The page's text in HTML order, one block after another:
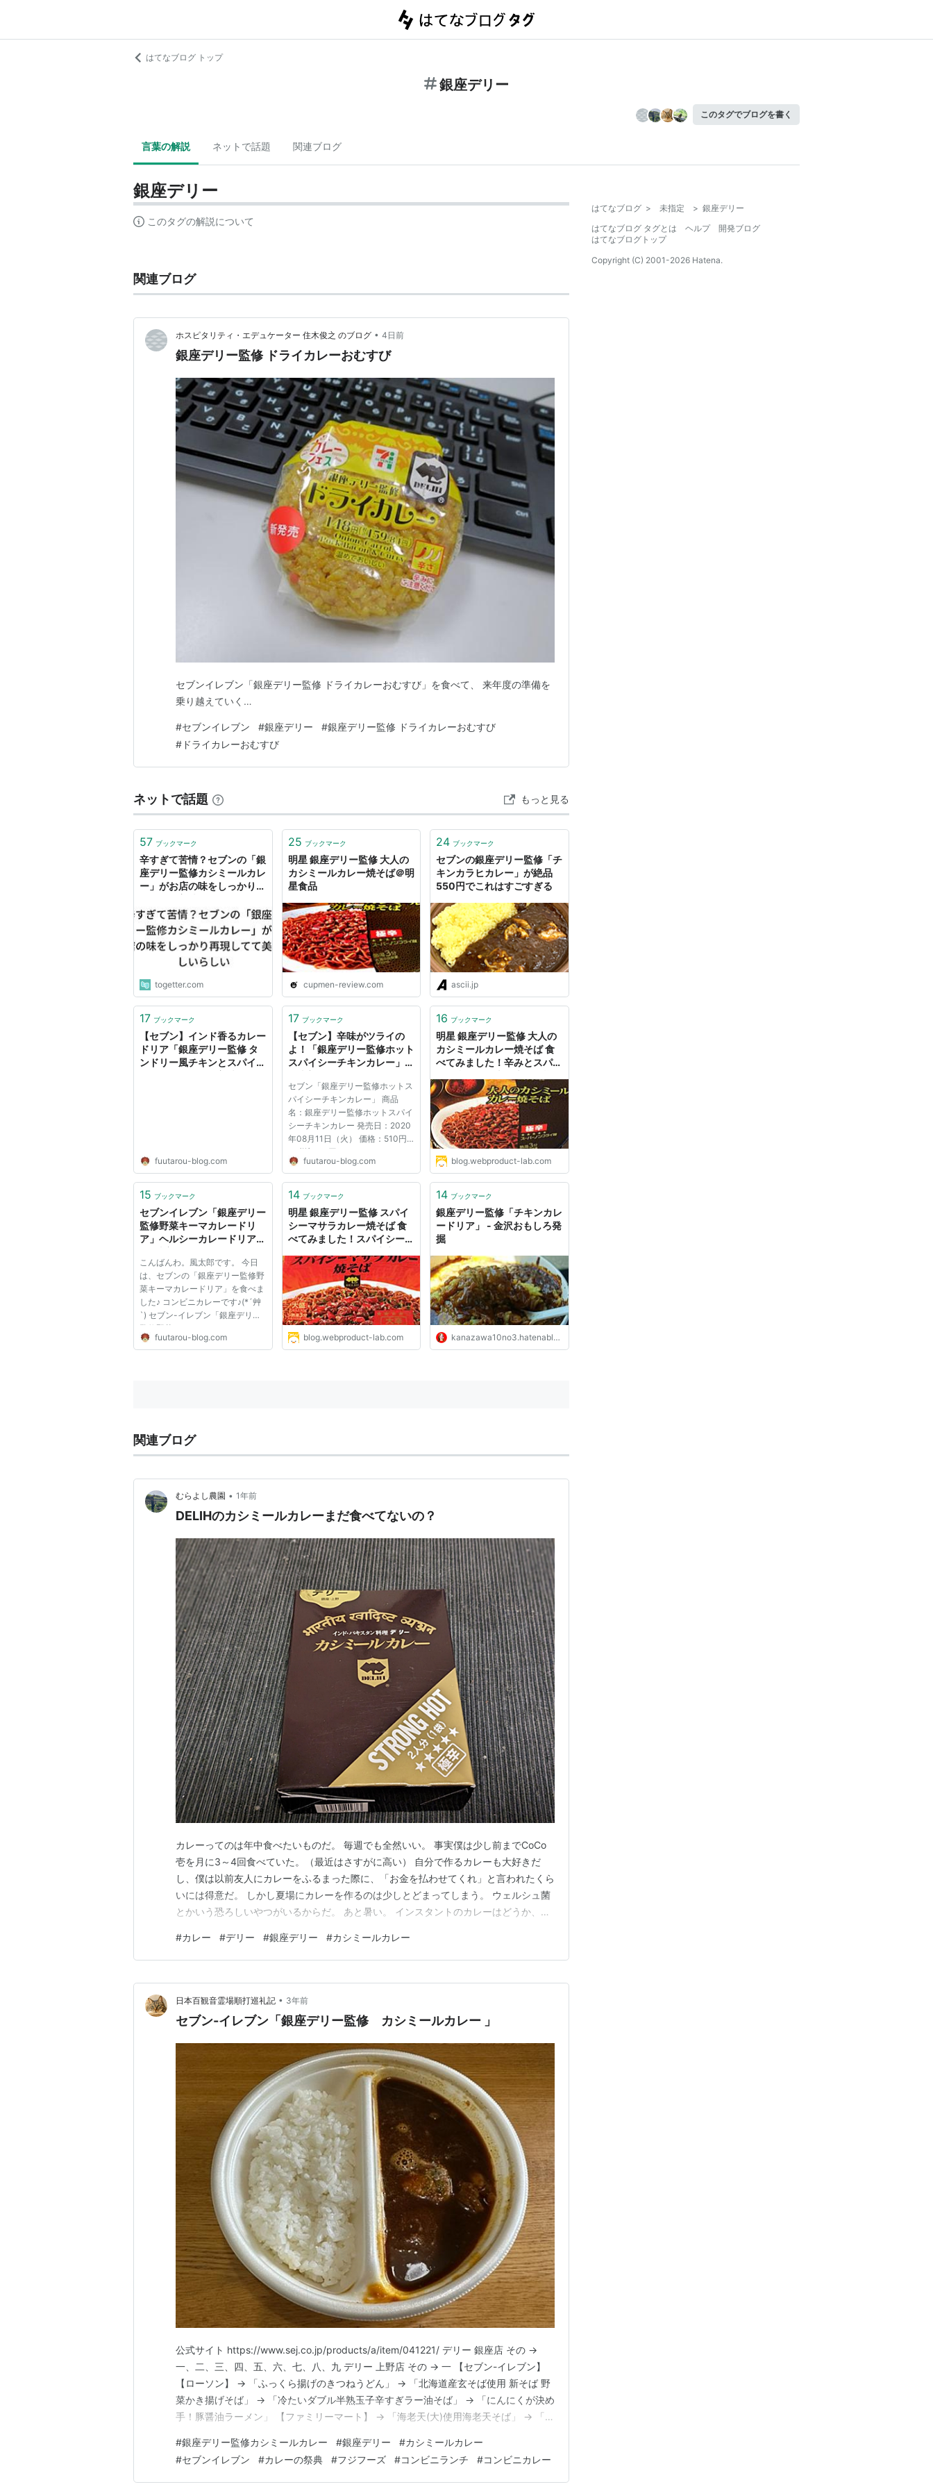
はてなブログ トップ
銀座デリー
このタグでブログを書く
言葉の解説 ネットで話題 関連ブログ
銀座デリー
このタグの解説について
関連ブログ
ホスピタリティ・エデュケーター 住木俊之 のブログ • 4日前
銀座デリー監修 ドライカレーおむすび
セブンイレブン「銀座デリー監修 ドライカレーおむすび」を食べて、 来年度の準備を
乗り越えていく…
#セブンイレブン #銀座デリー #銀座デリー監修 ドライカレーおむすび
# ドライカレーおむすび
ネットで話題 もっと見る
57 ブックマーク
辛すぎて苦情？セブンの「銀
座デリー監修カシミールカレ
ー」がお店の味をしっかり再
togetter.com
25 ブックマーク
明星 銀座デリー監修 大人の
カシミールカレー焼そば＠明
星食品
cupmen-review.com
24 ブックマーク
セブンの銀座デリー監修「チ
キンカラヒカレー」が絶品
550円でこれはすごすぎる
ascii.jp
17 ブックマーク
【セブン】インド香るカレー
ドリア「銀座デリー監修 タ
ンドリー風チキンとスパイス
fuutarou-blog.com
17 ブックマーク
【セブン】辛味がツライの
よ！「銀座デリー監修ホット
スパイシーチキンカレー」｜
セブン「銀座デリー監修ホットス
パイシーチキンカレー」 商品
名：銀座デリー監修ホットスパイ
シーチキンカレー 発売日：2020
年08月11日（火） 価格：510円
（税込550円） カロリー：
703kcal 販売地域：北海道、東
島県、山口県、九州 銀座デリー
とした鶏肉を...
fuutarou-blog.com
16 ブックマーク
明星 銀座デリー監修 大人の
カシミールカレー焼そば 食
べてみました！辛みとスパイ
カシミールカレー！｜きょう
も食べてみました。
blog.webproduct-lab.com
15 ブックマーク
セブンイレブン「銀座デリー
監修野菜キーマカレードリ
ア」ヘルシーカレードリア♪
こんばんわ。風太郎です。 今日
は、セブンの「銀座デリー監修野
菜キーマカレードリア」を食べま
した♪ コンビニカレーです♪(*´艸
`) セブン-イレブン「銀座デリー
監修野菜キーマカレードリア」
商品名：銀座デリー監修野菜キー
fuutarou-blog.com
14 ブックマーク
明星 銀座デリー監修 スパイ
シーマサラカレー焼そば 食
べてみました！スパイシーカ
ー焼そば！｜きょうも食べて
みました。
blog.webproduct-lab.com
14 ブックマーク
銀座デリー監修「チキンカレ
ードリア」 - 金沢おもしろ発
掘
kanazawa10no3.hatenablog.com
関連ブログ
むらよし農園 • 1年前
DELIHのカシミールカレーまだ食べてないの？
カレーってのは年中食べたいものだ。 毎週でも全然いい。 事実僕は少し前までCoCo
壱を月に3～4回食べていた。（最近はさすがに高い） 自分で作るカレーも大好きだ
し、僕は以前友人にカレーをふるまった際に、「お金を払わせてくれ」と言われたくら
いには得意だ。 しかし夏場にカレーを作るのは少しとどまってしまう。 ウェルシュ菌
とかいう恐ろしいやつがいるからだ。 あと暑い。 インスタントのカレーはどうか、確
い。 どれ選べばいいのやら・・・ では何を選べばいいか分からない人のために僕の激
推しを教えよう。 東京に店舗を構えるDELHI…
#カレー #デリー #銀座デリー #カシミールカレー
日本百観音霊場順打巡礼記 • 3年前
セブン-イレブン「銀座デリー監修 カシミールカレー 」
公式サイト https://www.sej.co.jp/products/a/item/041221/ デリー 銀座店 その →
一、二、三、四、五、六、七、八、九 デリー 上野店 その → 一 【セブン-イレブン】
【ローソン】 → 「ふっくら揚げのきつねうどん」 → 「北海道産玄そば使用 新そば 野
菜かき揚げそば」 → 「冷たいダブル半熟玉子辛すぎラー油そば」 → 「にんにくが決め
手！豚醤油ラーメン」 【ファミリーマート】 → 「海老天(大)使用海老天そば」 → 「コ
メン」 【ミニストップ】 → 「コク深い…
#銀座デリー監修カシミールカレー #銀座デリー #カシミールカレー
#セブンイレブン #カレーの祭典 #フジフーズ #コンビニランチ #コンビニカレー
はてなブログ > 未指定 > 銀座デリー
はてなブログ タグとは
ヘルプ
開発ブログ
はてなブログトップ
Copyright (C) 2001-2026 Hatena.